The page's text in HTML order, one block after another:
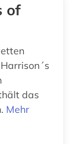
of
das
Mehr